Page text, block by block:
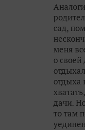
сад,
меня
о своей
отдыха
дачи.
то там